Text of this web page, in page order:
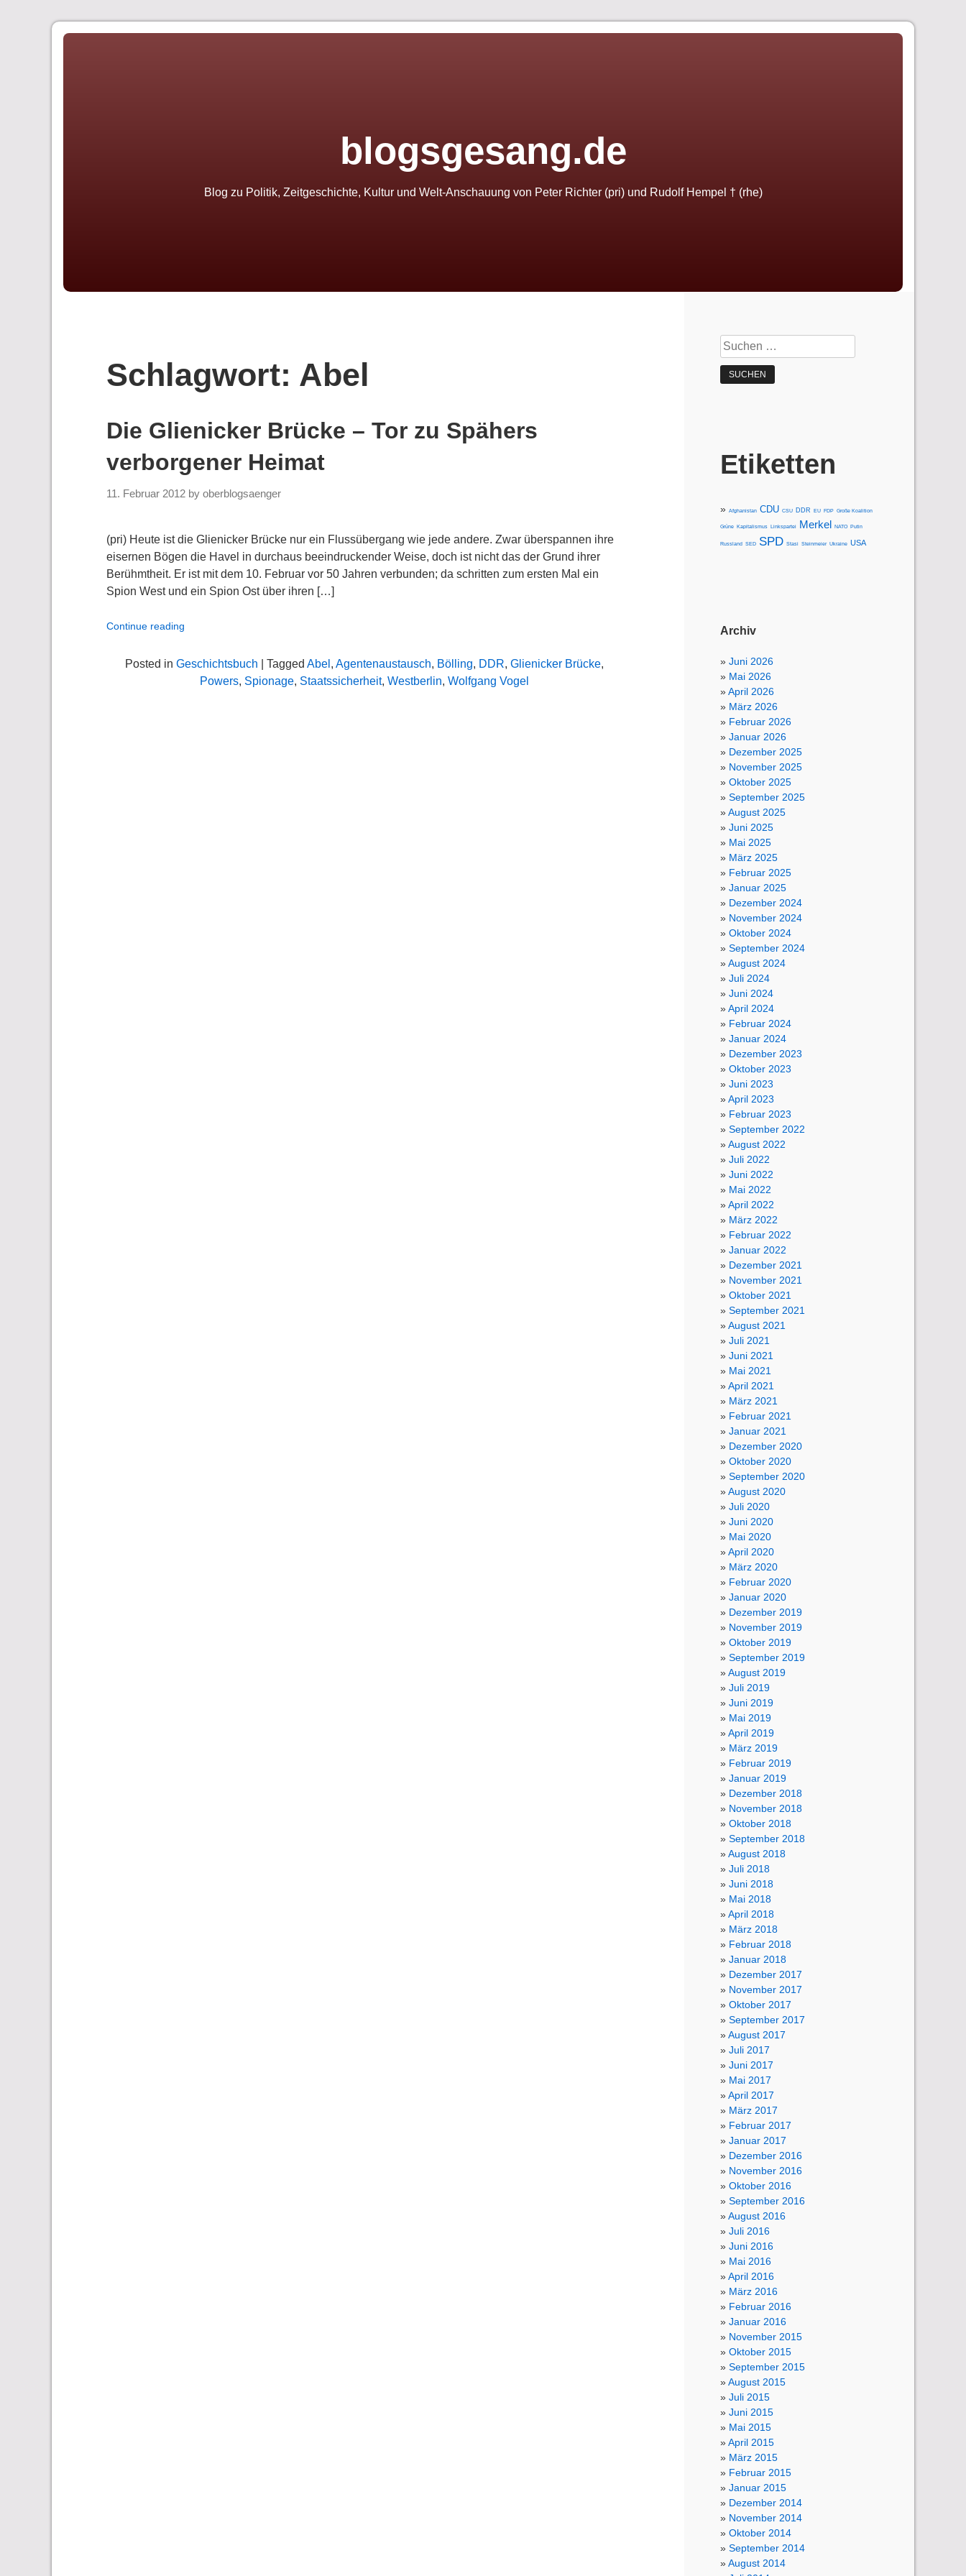
Skip
blogsgesang.de
Blog zu Politik, Zeitgeschichte, Kultur und Welt-Anschauung von Peter Richter (pri) und Rudolf Hempel † (rhe)
Schlagwort: Abel
Die Glienicker Brücke – Tor zu Spähers
verborgener Heimat
11. Februar 2012 by oberblogsaenger
(pri) Heute ist die Glienicker Brücke nur ein Flussübergang wie jede andere. Zwar überspannen ihre
eisernen Bögen die Havel in durchaus beeindruckender Weise, doch ist nicht das der Grund ihrer
Berühmtheit. Er ist mit dem 10. Februar vor 50 Jahren verbunden; da schritten zum ersten Mal ein
Spion West und ein Spion Ost über ihren […]
Continue reading
Posted in Geschichtsbuch | Tagged Abel , Agentenaustausch, Bölling, DDR, Glienicker Brücke,
Powers, Spionage, Staatssicherheit, Westberlin, Wolfgang Vogel
Suchen
nach:
Etiketten
Afghanistan CDU CSU DDR EU FDP Große Koalition
Grüne Kapitalismus Linkspartei Merkel NATO Putin
Russland SED SPD Stasi Steinmeier Ukraine USA
Archiv
Juni 2026
Mai 2026
April 2026
März 2026
Februar 2026
Januar 2026
Dezember 2025
November 2025
Oktober 2025
September 2025
August 2025
Juni 2025
Mai 2025
März 2025
Februar 2025
Januar 2025
Dezember 2024
November 2024
Oktober 2024
September 2024
August 2024
Juli 2024
Juni 2024
April 2024
Februar 2024
Januar 2024
Dezember 2023
Oktober 2023
Juni 2023
April 2023
Februar 2023
September 2022
August 2022
Juli 2022
Juni 2022
Mai 2022
April 2022
März 2022
Februar 2022
Januar 2022
Dezember 2021
November 2021
Oktober 2021
September 2021
August 2021
Juli 2021
Juni 2021
Mai 2021
April 2021
März 2021
Februar 2021
Januar 2021
Dezember 2020
Oktober 2020
September 2020
August 2020
Juli 2020
Juni 2020
Mai 2020
April 2020
März 2020
Februar 2020
Januar 2020
Dezember 2019
November 2019
Oktober 2019
September 2019
August 2019
Juli 2019
Juni 2019
Mai 2019
April 2019
März 2019
Februar 2019
Januar 2019
Dezember 2018
November 2018
Oktober 2018
September 2018
August 2018
Juli 2018
Juni 2018
Mai 2018
April 2018
März 2018
Februar 2018
Januar 2018
Dezember 2017
November 2017
Oktober 2017
September 2017
August 2017
Juli 2017
Juni 2017
Mai 2017
April 2017
März 2017
Februar 2017
Januar 2017
Dezember 2016
November 2016
Oktober 2016
September 2016
August 2016
Juli 2016
Juni 2016
Mai 2016
April 2016
März 2016
Februar 2016
Januar 2016
November 2015
Oktober 2015
September 2015
August 2015
Juli 2015
Juni 2015
Mai 2015
April 2015
März 2015
Februar 2015
Januar 2015
Dezember 2014
November 2014
Oktober 2014
September 2014
August 2014